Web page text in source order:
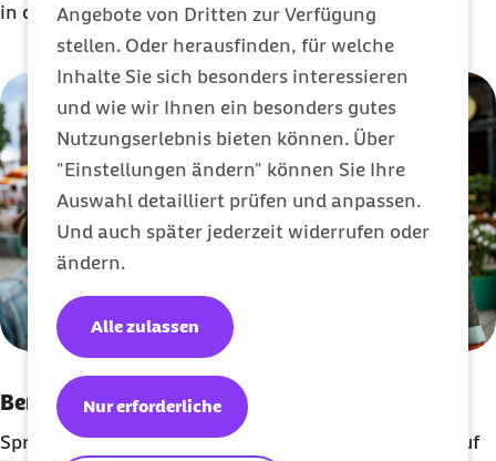
Angebote von Dritten zur Verfügung
stellen. Oder herausfinden, für welche
Inhalte Sie sich besonders interessieren
und wie wir Ihnen ein besonders gutes
Nutzungserlebnis bieten können. Über
"Einstellungen ändern" können Sie Ihre
Auswahl detailliert prüfen und anpassen.
Und auch später jederzeit widerrufen oder
ändern.
Nur erforderliche
Alle zulassen
in der Hand.
Karussell mit 6 Elementen
Element 1 von 6
externer Link:
Berlin
Spreeufer, Spielplätze und bunte Street Art warten auf